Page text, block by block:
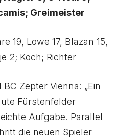
Greimeister
19, Lowe 17, Blazan 15,
2; Koch; Richter
Zepter Vienna: „Ein
Fürstenfelder
Aufgabe. Parallel
die neuen Spieler